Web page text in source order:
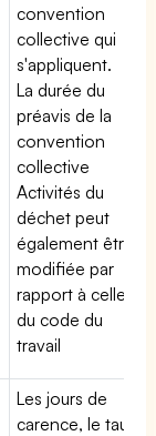
convention
collective qui
s'appliquent.
La durée du
préavis de la
convention
collective
Activités du
déchet peut
également être
modifiée par
rapport à celle
du code du
travail
Les jours de
carence, le taux